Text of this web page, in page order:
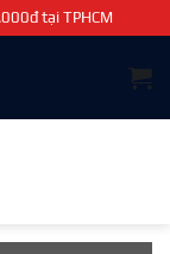
tại TPHCM